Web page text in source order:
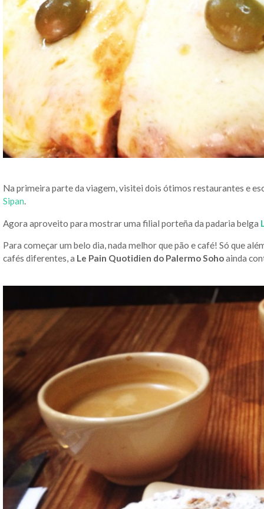
Na primeira parte da viagem, visitei dois ótimos restaurantes e
Sipan.
Agora aproveito para mostrar uma filial porteña da padaria belga
Para começar um belo dia, nada melhor que pão e café! Só que
cafés diferentes, a Le Pain Quotidien do Palermo Sohoainda